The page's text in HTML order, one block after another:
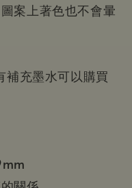
案上著色也不會暈
充墨水可以購買